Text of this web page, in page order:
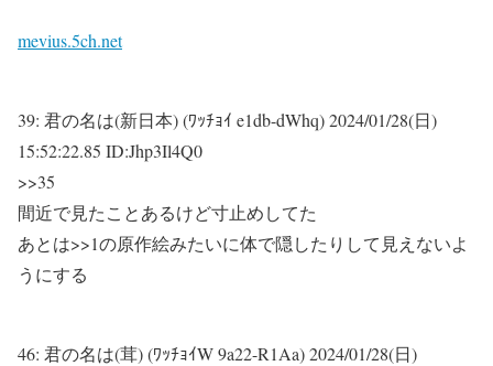
mevius.5ch.net
39: 君の名は(新日本) (ﾜｯﾁｮｲ e1db-dWhq)2024/01/28(日)
15:52:22.85 ID:Jhp3Il4Q0
>>35
間近で見たことあるけど寸止めしてた
あとは>>1の原作絵みたいに体で隠したりして見えないよ
うにする
46: 君の名は(茸) (ﾜｯﾁｮｲW 9a22-R1Aa)2024/01/28(日)